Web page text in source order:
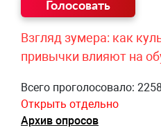
Взгляд зумера: как
привычки влияют на
Всего проголосовало: 2258
Открыть отдельно
Архив опросов